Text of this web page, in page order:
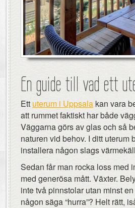
En guide till vad ett
Ett uterum i Uppsalakan vara
att rummet faktiskt har både
Väggarna görs av glas och så
naturen vid behov. I ditt
installera någon slags
Sedan får man rocka loss med
med generösa mått. Växter.
inte två pinnstolar utan minst
någon säga “hurra”? Helt rätt,